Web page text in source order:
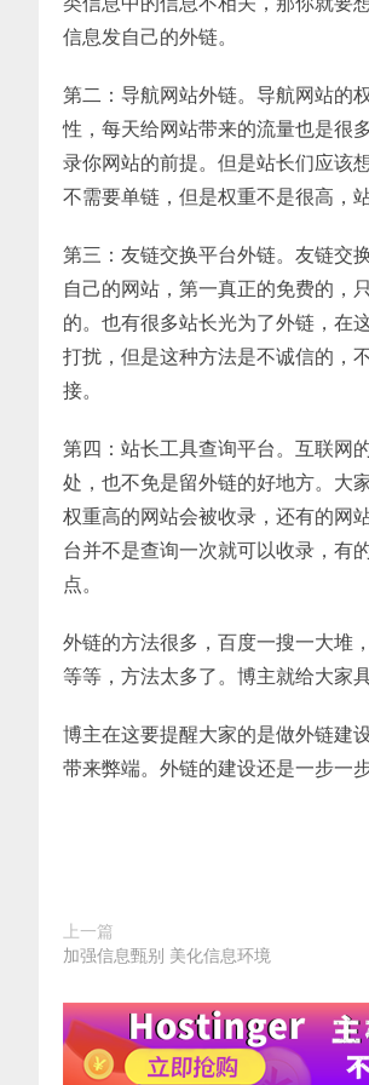
信息发自己的外链。
第二：导航网站外链。导航网站的
性，每天给网站带来的流量也是很
录你网站的前提。但是站长们应该
不需要单链，但是权重不是很高，
第三：友链交换平台外链。友链交
自己的网站，第一真正的免费的，
的。也有很多站长光为了外链，在
打扰，但是这种方法是不诚信的，
接。
第四：站长工具查询平台。互联网
处，也不免是留外链的好地方。大
权重高的网站会被收录，还有的网
台并不是查询一次就可以收录，有
点。
外链的方法很多，百度一搜一大堆
等等，方法太多了。博主就给大家
博主在这要提醒大家的是做外链建
带来弊端。外链的建设还是一步一
上一篇
加强信息甄别 美化信息环境